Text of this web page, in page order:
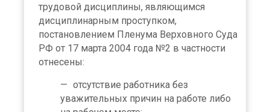
трудовой дисциплины, являющимся
дисциплинарным проступком,
постановлением Пленума Верховного Суда
РФ от 17 марта 2004 года №2 в частности
отнесены:
отсутствие работника без
уважительных причин на работе либо